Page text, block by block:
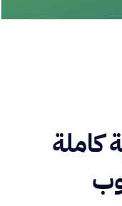
كاملة